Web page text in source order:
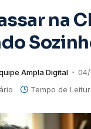
na
Ampla Digital
Tempo de